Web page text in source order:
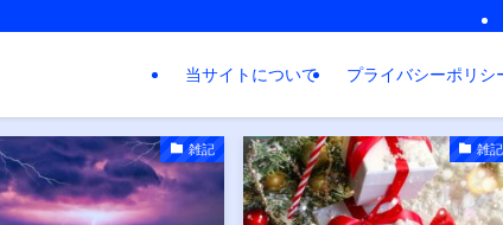
当サイトについて プライバシーポリシ
雑記 雑記